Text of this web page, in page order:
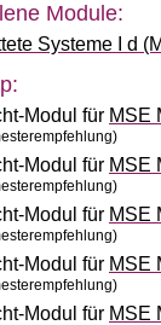
Module:
Systeme I d
Modul für MSE
Modul für MSE
Modul für MSE
Modul für MSE
Modul für MSE